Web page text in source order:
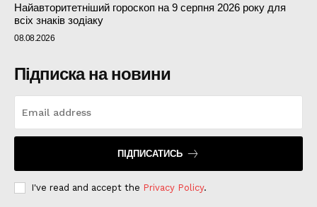
Найавторитетніший гороскоп на 9 серпня 2026 року для
всіх знаків зодіаку
08.08.2026
Підписка на новини
ПІДПИСАТИСЬ
I've read and accept the Privacy Policy.